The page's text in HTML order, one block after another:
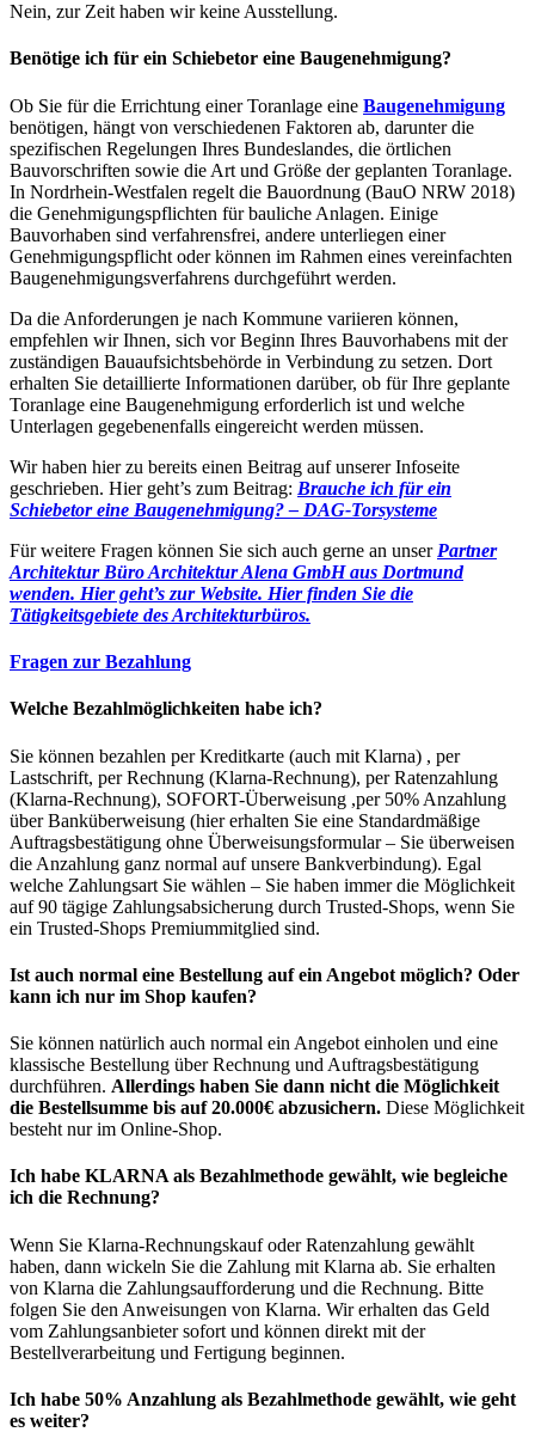
Nein, zur Zeit haben wir keine Ausstellung.
Benötige ich für ein Schiebetor eine Baugenehmigung?
Ob Sie für die Errichtung einer Toranlage eine Baugenehmigung
benötigen, hängt von verschiedenen Faktoren ab, darunter die
spezifischen Regelungen Ihres Bundeslandes, die örtlichen
Bauvorschriften sowie die Art und Größe der geplanten Toranlage.
In Nordrhein-Westfalen regelt die Bauordnung (BauO NRW 2018)
die Genehmigungspflichten für bauliche Anlagen. Einige
Bauvorhaben sind verfahrensfrei, andere unterliegen einer
Genehmigungspflicht oder können im Rahmen eines vereinfachten
Baugenehmigungsverfahrens durchgeführt werden.
Da die Anforderungen je nach Kommune variieren können,
empfehlen wir Ihnen, sich vor Beginn Ihres Bauvorhabens mit der
zuständigen Bauaufsichtsbehörde in Verbindung zu setzen. Dort
erhalten Sie detaillierte Informationen darüber, ob für Ihre geplante
Toranlage eine Baugenehmigung erforderlich ist und welche
Unterlagen gegebenenfalls eingereicht werden müssen.
Wir haben hier zu bereits einen Beitrag auf unserer Infoseite
geschrieben. Hier geht’s zum Beitrag: Brauche ich für ein
Schiebetor eine Baugenehmigung? – DAG-Torsysteme
Für weitere Fragen können Sie sich auch gerne an unser Partner
Architektur Büro Architektur Alena GmbH aus Dortmund
wenden. Hier geht’s zur Website. Hier finden Sie die
Tätigkeitsgebiete des Architekturbüros.
Fragen zur Bezahlung
Welche Bezahlmöglichkeiten habe ich?
Sie können bezahlen per Kreditkarte (auch mit Klarna) , per
Lastschrift, per Rechnung (Klarna-Rechnung), per Ratenzahlung
(Klarna-Rechnung), SOFORT-Überweisung ,per 50% Anzahlung
über Banküberweisung (hier erhalten Sie eine Standardmäßige
Auftragsbestätigung ohne Überweisungsformular – Sie überweisen
die Anzahlung ganz normal auf unsere Bankverbindung). Egal
welche Zahlungsart Sie wählen – Sie haben immer die Möglichkeit
auf 90 tägige Zahlungsabsicherung durch Trusted-Shops, wenn Sie
ein Trusted-Shops Premiummitglied sind.
Ist auch normal eine Bestellung auf ein Angebot möglich? Oder
kann ich nur im Shop kaufen?
Sie können natürlich auch normal ein Angebot einholen und eine
klassische Bestellung über Rechnung und Auftragsbestätigung
durchführen. Allerdings haben Sie dann nicht die Möglichkeit
die Bestellsumme bis auf 20.000€ abzusichern. Diese Möglichkeit
besteht nur im Online-Shop.
Ich habe KLARNA als Bezahlmethode gewählt, wie begleiche
ich die Rechnung?
Wenn Sie Klarna-Rechnungskauf oder Ratenzahlung gewählt
haben, dann wickeln Sie die Zahlung mit Klarna ab. Sie erhalten
von Klarna die Zahlungsaufforderung und die Rechnung. Bitte
folgen Sie den Anweisungen von Klarna. Wir erhalten das Geld
vom Zahlungsanbieter sofort und können direkt mit der
Bestellverarbeitung und Fertigung beginnen.
Ich habe 50% Anzahlung als Bezahlmethode gewählt, wie geht
es weiter?